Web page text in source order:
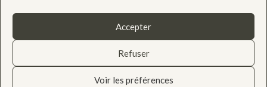
Accepter
Refuser
Voir les préférences
2026 – AETHERA STUDIO créé par Marine Laborie EI – Tous droits réservés